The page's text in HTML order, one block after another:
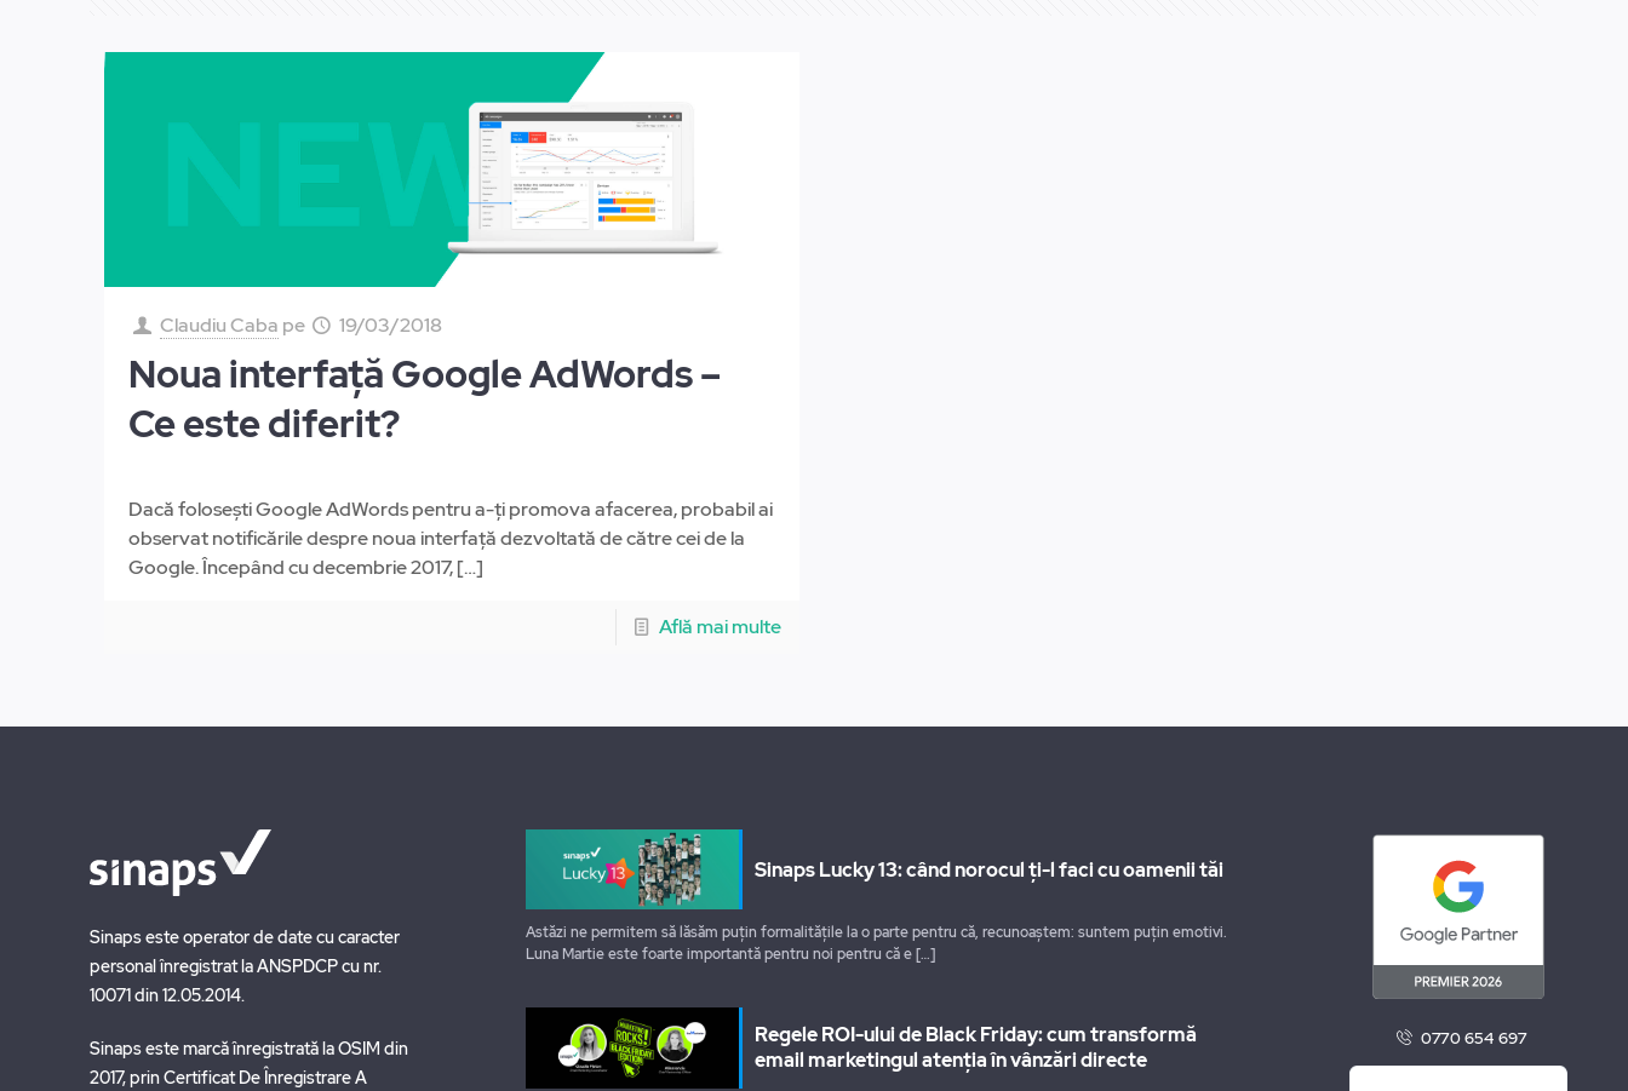
Claudiu Caba pe 19/03/2018
Noua interfață Google AdWords –
Ce este diferit?
Dacă folosești Google AdWords pentru a-ți promova afacerea, probabil ai
observat notificările despre noua interfață dezvoltată de către cei de la
Google. Începând cu decembrie 2017,[…]
Află mai multe
Sinaps este operator de date cu caracter
personal înregistrat la ANSPDCP cu nr.
10071 din 12.05.2014.
Sinaps este marcă înregistrată la OSIM din
2017, prin Certificat De Înregistrare A
Sinaps Lucky 13: când norocul ți-l faci cu oamenii tăi
Astăzi ne permitem să lăsăm puțin formalitățile la o parte pentru că, recunoaștem: suntem puțin emotivi.
Luna Martie este foarte importantă pentru noi pentru că e[…]
Regele ROI-ului de Black Friday: cum transformă
email marketingul atenția în vânzări directe
0770 654 697